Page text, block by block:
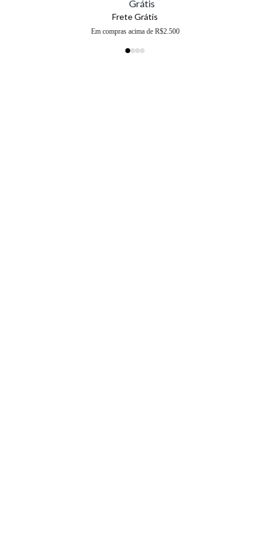
Frete Grátis
Em compras acima de R$2.500